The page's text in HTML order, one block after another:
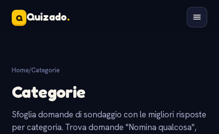
Q Quizado.
Home/Categorie
Categorie
Sfoglia domande di sondaggio con le migliori risposte
per categoria. Trova domande "Nomina qualcosa",